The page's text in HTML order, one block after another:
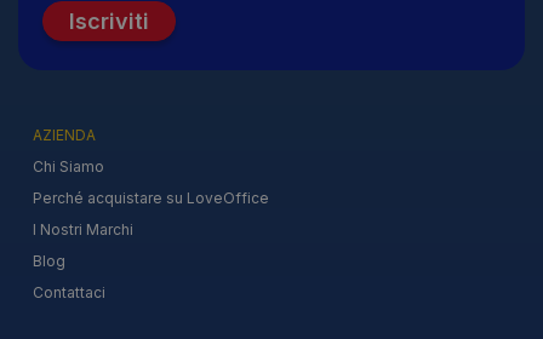
Iscriviti
AZIENDA
Chi Siamo
Perché acquistare su LoveOffice
I Nostri Marchi
Blog
Contattaci